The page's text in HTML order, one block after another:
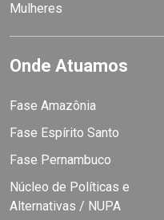
Mulheres
Onde Atuamos
Fase Amazônia
Fase Espírito Santo
Fase Pernambuco
Núcleo de Políticas e
Alternativas / NUPA